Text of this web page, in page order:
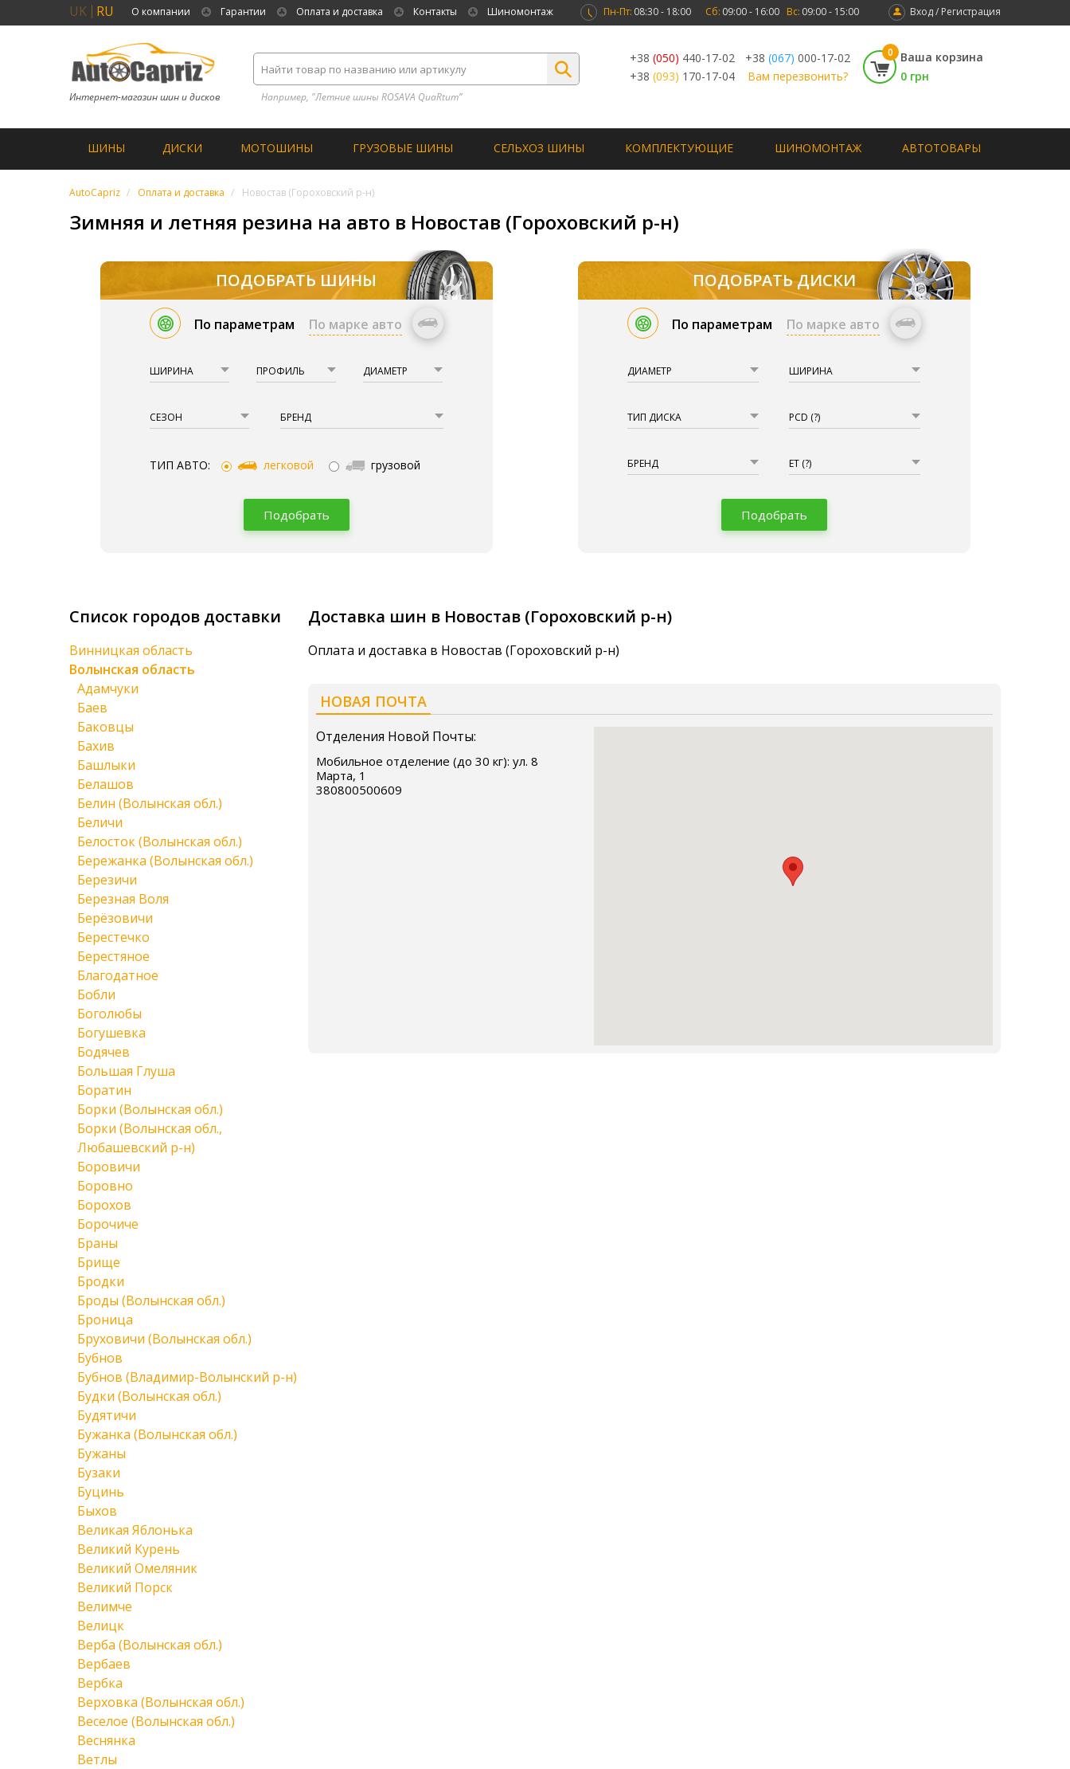
UK RU О компании Гарантии Оплата и доставка Контакты Шиномонтаж Вход / Регистрация
Пн-Пт: 08:30 - 18:00 Сб: 09:00 - 16:00 Вс: 09:00 - 15:00
Интернет-магазин шин и дисков Например, "Летние шины ROSAVA QuaRtum”
+38 (050) 440-17-02 +38 (067) 000-17-02
+38 (093) 170-17-04 Вам перезвонить?
0
Ваша корзина
0 грн
ШИНЫ ДИСКИ МОТОШИНЫ ГРУЗОВЫЕ ШИНЫ СЕЛЬХОЗ ШИНЫ КОМПЛЕКТУЮЩИЕ ШИНОМОНТАЖ АВТОТОВАРЫ
AutoCapriz Оплата и доставка Новостав (Гороховский р-н)
Зимняя и летняя резина на авто в Новостав (Гороховский р-н)
ПОДОБРАТЬ ШИНЫ
По параметрам По марке авто
ШИРИНА ПРОФИЛЬ ДИАМЕТР
СЕЗОН БРЕНД
ТИП АВТО: легковой грузовой
Подобрать
ПОДОБРАТЬ ДИСКИ
По параметрам По марке авто
ДИАМЕТР ШИРИНА
ТИП ДИСКА PCD (?)
БРЕНД ET (?)
Подобрать
Доставка шин в Новостав (Гороховский р-н)
Оплата и доставка в Новостав (Гороховский р-н)
НОВАЯ ПОЧТА
Отделения Новой Почты:
Мобильное отделение (до 30 кг): ул. 8
Марта, 1
380800500609
Список городов доставки
Винницкая область
Волынская область
Адамчуки
Баев
Баковцы
Бахив
Башлыки
Белашов
Белин (Волынская обл.)
Беличи
Белосток (Волынская обл.)
Бережанка (Волынская обл.)
Березичи
Березная Воля
Берёзовичи
Берестечко
Берестяное
Благодатное
Бобли
Боголюбы
Богушевка
Бодячев
Большая Глуша
Боратин
Борки (Волынская обл.)
Борки (Волынская обл.,
Любашевский р-н)
Боровичи
Боровно
Борохов
Борочиче
Браны
Брище
Бродки
Броды (Волынская обл.)
Броница
Бруховичи (Волынская обл.)
Бубнов
Бубнов (Владимир-Волынский р-н)
Будки (Волынская обл.)
Будятичи
Бужанка (Волынская обл.)
Бужаны
Бузаки
Буцинь
Быхов
Великая Яблонька
Великий Курень
Великий Омеляник
Великий Порск
Велимче
Велицк
Верба (Волынская обл.)
Вербаев
Вербка
Верховка (Волынская обл.)
Веселое (Волынская обл.)
Веснянка
Ветлы